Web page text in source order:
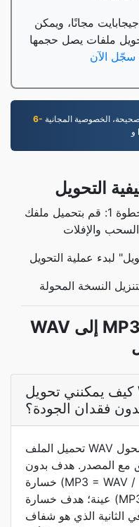
حوّل ملفات يصل حجمها إلى 1 جيجابايت مجانًا، ويمكن
ملفات يصل حجمها
سجّل الآن
الخصوصية المجانية
الخطوة 1: قم بتحميل ملفك WAV أضف الملفات باستخدام
WAV إلى MP3 الأسئلة الشائعة حول
كيف يمكنني تحويل WAV صوت إلى MP3
فقدان الجودة؟
تحميل الملف WAV وسوف يختار المحول MP3 الترميز /
مع المصدر. هدف بدون
خسارة (MP3 = WAV / FLAC / ALAC) يحتفظ كل
عينة؛ هدف خسارة (MP3 = MP3 / AAC / OGG) هو
كيلو بايت في الثانية الذي هو شفاف